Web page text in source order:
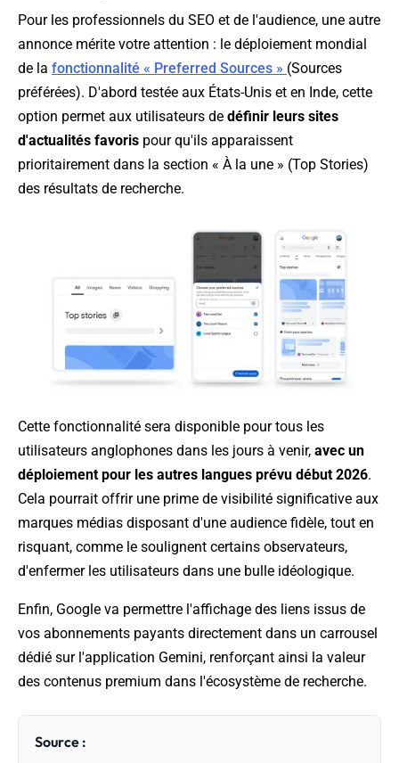
Pour les professionnels du SEO et de l'audience, une autre
annonce mérite votre attention : le déploiement mondial
de la fonctionnalité « Preferred Sources » (Sources
préférées). D'abord testée aux États-Unis et en Inde, cette
option permet aux utilisateurs de définir leurs sites
d'actualités favoris pour qu'ils apparaissent
prioritairement dans la section « À la une » (Top Stories)
des résultats de recherche.
Cette fonctionnalité sera disponible pour tous les
utilisateurs anglophones dans les jours à venir, avec un
déploiement pour les autres langues prévu début 2026.
Cela pourrait offrir une prime de visibilité significative aux
marques médias disposant d'une audience fidèle, tout en
risquant, comme le soulignent certains observateurs,
d'enfermer les utilisateurs dans une bulle idéologique.
Enfin, Google va permettre l'affichage des liens issus de
vos abonnements payants directement dans un carrousel
dédié sur l'application Gemini, renforçant ainsi la valeur
des contenus premium dans l'écosystème de recherche.
Source :